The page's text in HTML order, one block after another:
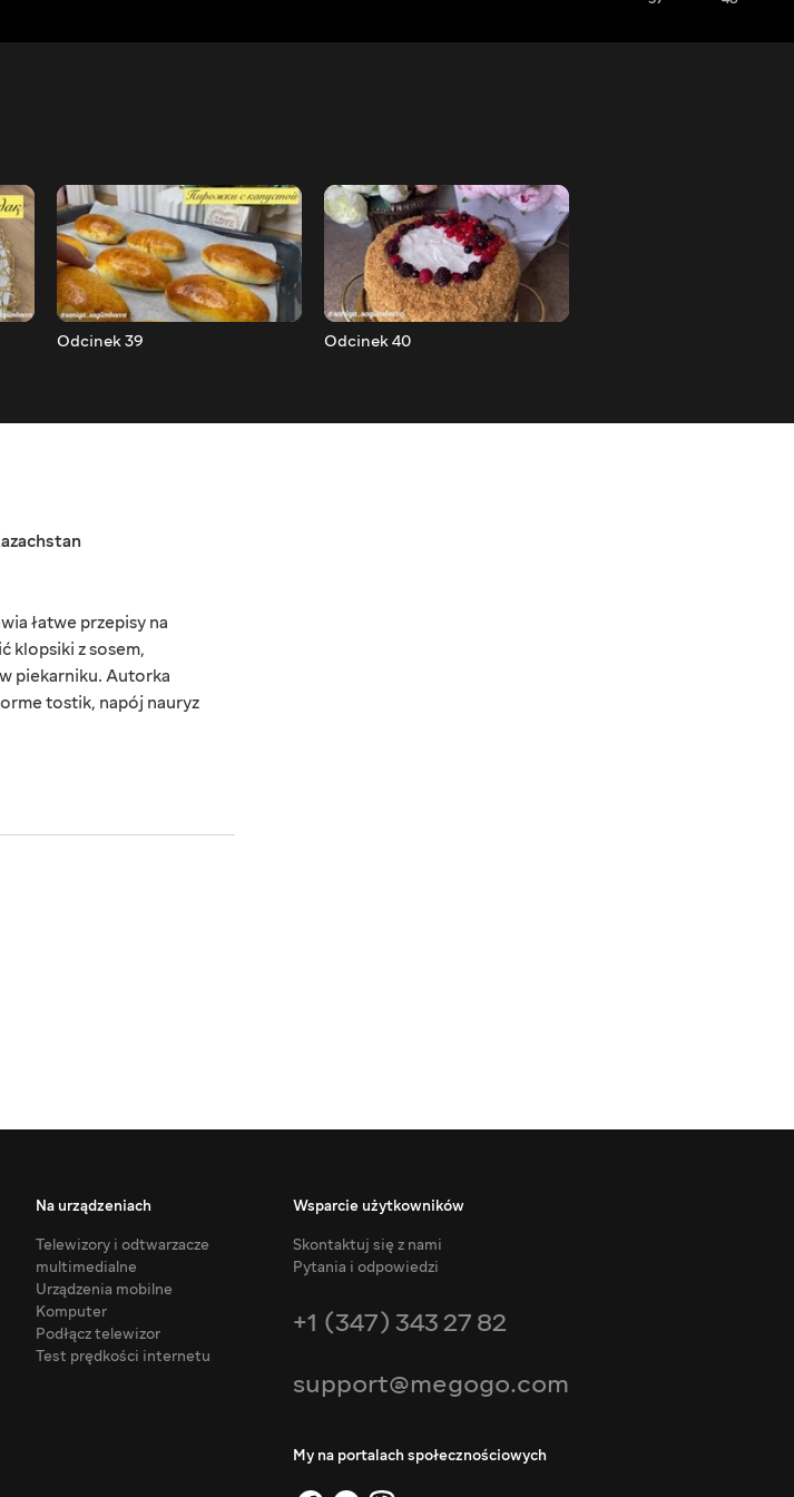
Odcinek 39 Odcinek 40
łatwe przepisy na
klopsiki z sosem,
piekarniku. Autorka
tostik, napój nauryz
Na urządzeniach
Telewizory i odtwarzacze
multimedialne
Urządzenia mobilne
Komputer
Podłącz telewizor
Test prędkości internetu
Wsparcie użytkowników
Skontaktuj się z nami
Pytania i odpowiedzi
+1 (347) 343 27 82
support@megogo.com
My na portalach społecznościowych